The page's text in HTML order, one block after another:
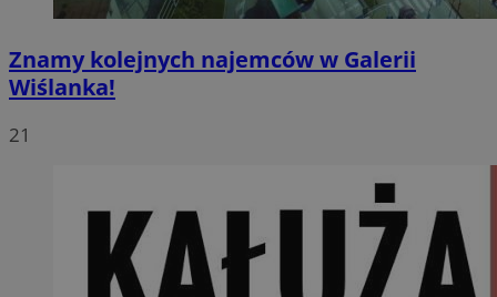
Znamy kolejnych najemców w Galerii
Wiślanka!
21